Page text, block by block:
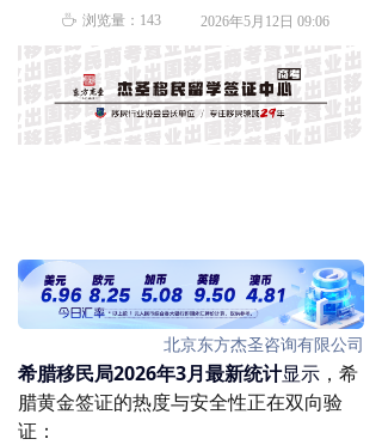
加入杰圣
北京东方杰圣咨询有限公司
希腊移民局2026年3月最新统计显示 ，希
腊黄金签证的热度与安全性正在双向验
证：
ꄘ 浏览量： 143 2026年5月12日 09:06